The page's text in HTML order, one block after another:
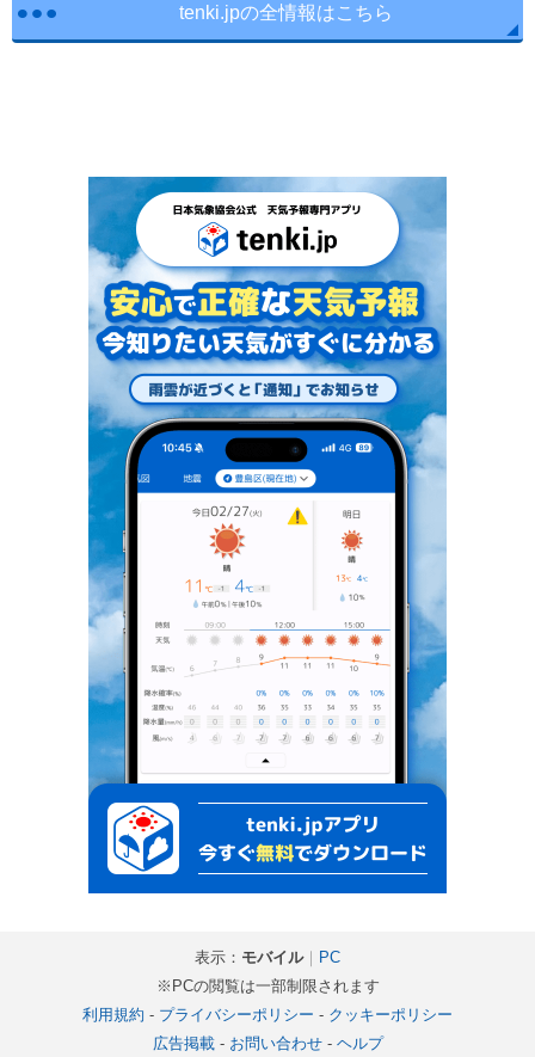
tenki.jpの全情報はこちら
表示： モバイル｜ PC
※PCの閲覧は一部制限されます
利用規約 - プライバシーポリシー - クッキーポリシー
広告掲載- お問い合わせ- ヘルプ